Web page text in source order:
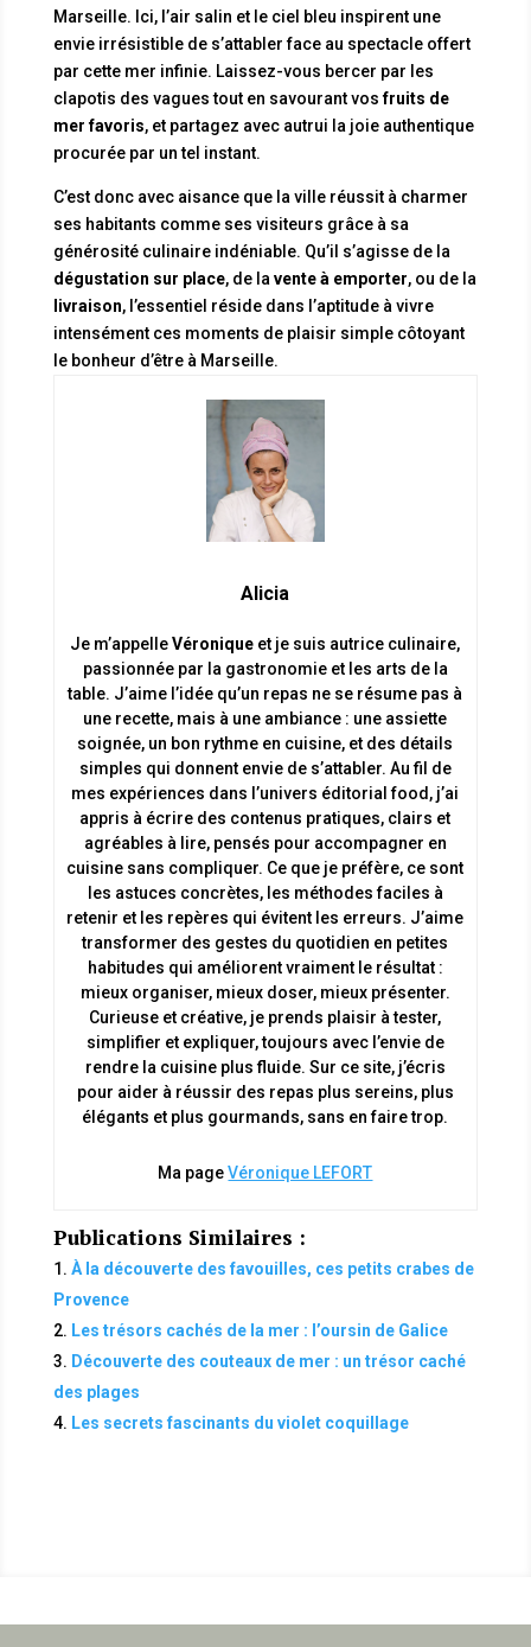
Marseille. Ici, l’air salin et le ciel bleu inspirent une
envie irrésistible de s’attabler face au spectacle offert
par cette mer infinie. Laissez-vous bercer par les
clapotis des vagues tout en savourant vosfruits de
mer favoris, et partagez avec autrui la joie authentique
procurée par un tel instant.
C’est donc avec aisance que la ville réussit à charmer
ses habitants comme ses visiteurs grâce à sa
générosité culinaire indéniable. Qu’il s’agisse de la
dégustation sur place, de la vente à emporter, ou de la
livraison, l’essentiel réside dans l’aptitude à vivre
intensément ces moments de plaisir simple côtoyant
le bonheur d’être à Marseille.
Alicia
Je m’appelleVéronique et je suis autrice culinaire,
passionnée par la gastronomie et les arts de la
table. J’aime l’idée qu’un repas ne se résume pas à
une recette, mais à une ambiance : une assiette
soignée, un bon rythme en cuisine, et des détails
simples qui donnent envie de s’attabler. Au fil de
mes expériences dans l’univers éditorial food, j’ai
appris à écrire des contenus pratiques, clairs et
agréables à lire, pensés pour accompagner en
cuisine sans compliquer. Ce que je préfère, ce sont
les astuces concrètes, les méthodes faciles à
retenir et les repères qui évitent les erreurs. J’aime
transformer des gestes du quotidien en petites
habitudes qui améliorent vraiment le résultat :
mieux organiser, mieux doser, mieux présenter.
Curieuse et créative, je prends plaisir à tester,
simplifier et expliquer, toujours avec l’envie de
rendre la cuisine plus fluide. Sur ce site, j’écris
pour aider à réussir des repas plus sereins, plus
élégants et plus gourmands, sans en faire trop.
Ma pageVéronique LEFORT
Publications Similaires :
À la découverte des favouilles, ces petits crabes de
Provence
Les trésors cachés de la mer : l’oursin de Galice
Découverte des couteaux de mer : un trésor caché
des plages
Les secrets fascinants du violet coquillage